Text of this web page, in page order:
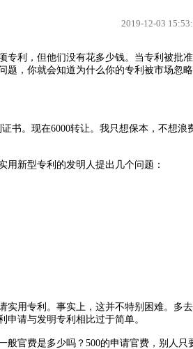
2019-12-03
利，但他们没有花多少钱。当专利被批
题，你就会知道为什么你的专利被市场忽略
书。现在6000转让。我只想保本，不想浪
新型专利的发明人提出几个问题：
用专利。事实上，这并不特别困难。多
请与发明专利相比过于简单。
官费是多少吗？500的申请官费，别人只